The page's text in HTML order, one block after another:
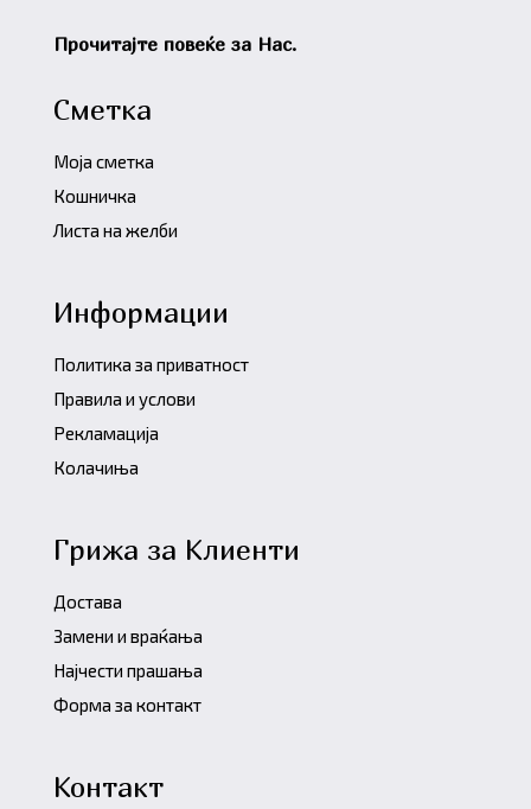
Прочитајте повеќе за Нас.
Сметка
Моја сметка
Кошничка
Листа на желби
Информации
Политика за приватност
Правила и услови
Рекламација
Колачиња
Грижа за Клиенти
Достава
Замени и враќања
Најчести прашања
Форма за контакт
Контакт